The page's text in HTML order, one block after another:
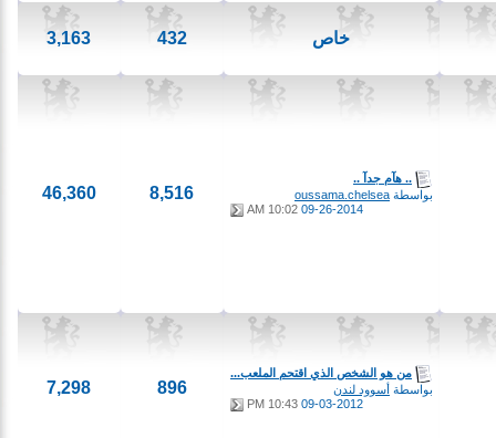
خاص 432
3,163
.. هآم جدآ ..
بواسطةoussama.chelsea
09-26-2014
10:02 AM
8,516
46,360
من هو الشخص الذي اقتحم الملعب...
بواسطةأسوود لندن
09-03-2012
10:43 PM
896
7,298